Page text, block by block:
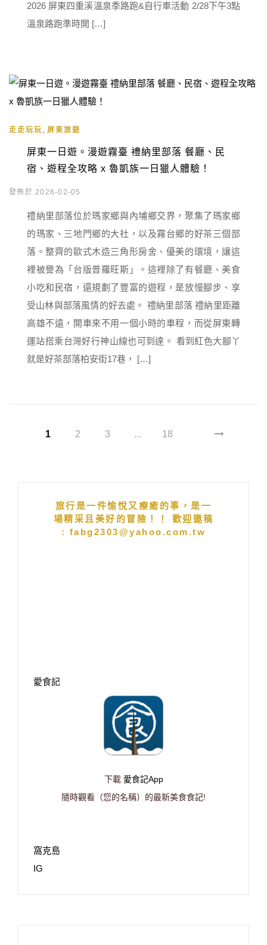
2026 屏東四重溪溫泉季路跑&自行車活動 2/28下午3點
溫泉路跑準時開 […]
走走玩玩 屏東旅遊
屏東一日遊。漫遊霧臺 禮納里部落 餐廳、民
宿、遊程全攻略 x 魯凱族一日獵人體驗！
發佈於 2026-02-05
禮納里部落位於瑪家鄉與內埔鄉交界，聚集了瑪家鄉
的瑪家、三地門鄉的大社，以及霧台鄉的好茶三個部
落。整齊的歐式木造三角形房舍、優美的環境，讓這
裡被譽為「台版普羅旺斯」。這裡除了有餐廳、美食
小吃和民宿，還規劃了豐富的遊程，是放慢腳步、享
受山林與部落風情的好去處。 禮納里部落 禮納里距離
高雄不遠，開車來不用一個小時的車程，而從屏東轉
運站搭乘台灣好行神山線也可到達。 看到紅色大腳丫
就是好茶部落柏安街17巷， […]
1 2 3 ... 18
旅行是一件愉悅又療癒的事，是一
場精采且美好的冒險！！ 歡迎邀稿
: fabg2303@yahoo.com.tw
愛食記
下載 愛食記App
隨時觀看（您的名稱）的最新美食食記!
窩克島
IG